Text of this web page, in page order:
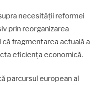
necesității reformei
prin reorganizarea
fragmentarea actuală a
eficiența economică.
parcursul european al